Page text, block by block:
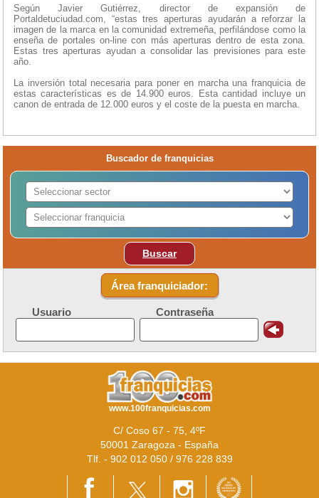
Según Javier Gutiérrez, director de expansión de
Portaldetuciudad.com, “estas tres aperturas ayudarán a reforzar la
imagen de la marca en la comunidad extremeña, perfilándose como la
enseña de portales on-line con más aperturas dentro de esta zona.
Estas tres aperturas ayudan a consolidar las previsiones para este
año.
La inversión total necesaria para poner en marcha una franquicia de
estas características es de 14.900 euros. Esta cantidad incluye un
canon de entrada de 12.000 euros y el coste de la puesta en marcha.
Buscador de franquicias
Buscar
Área franquiciador:
Usuario Contraseña
www.100franquicias.com
C/ Coso 67 - 75, 4ºF
50001 Zaragoza - España
Tlf. - 902 012 050 / 976 228 839